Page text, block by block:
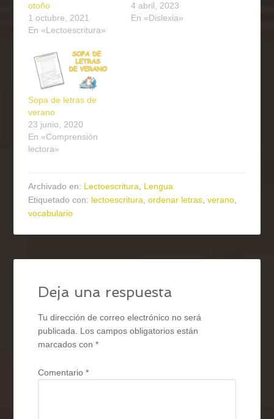
otoño
1 octubre, 2021
En «Lectoescritura»
4 abril, 2023
En «Dislexia»
Sopa de letras de
verano
23 junio, 2020
En «Comprensión
lectora»
Archivado en: Lectoescritura, Lengua
Etiquetado con: lectoescritura,ordenar letras,verano,
vocabulario
Deja una respuesta
Tu dirección de correo electrónico no será
publicada. Los campos obligatorios están
marcados con*
Comentario*